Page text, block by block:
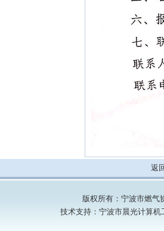
返
版权所有：宁波市燃气
技术支持：宁波市晨光计算机